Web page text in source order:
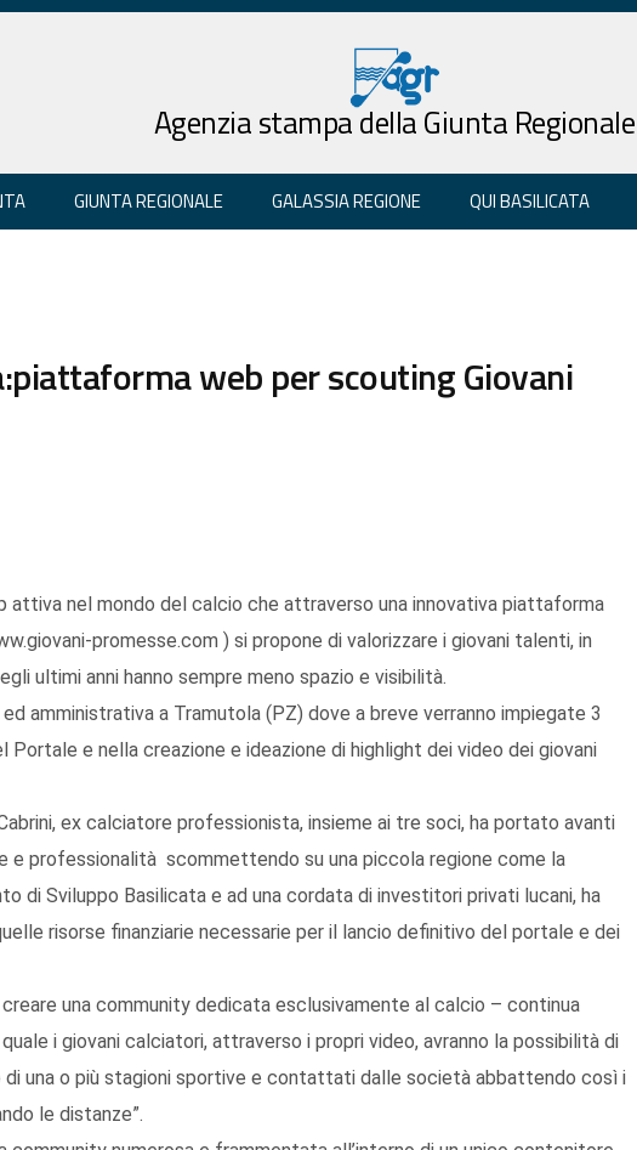
Agenzia stampa della Giunta Regionale
GIUNTA REGIONALE GALASSIA REGIONE QUI BASILICATA
web per scouting Giovani
attiva nel mondo del calcio che attraverso una innovativa piattaforma
promesse.com ) si propone di valorizzare i giovani talenti, in
ultimi anni hanno sempre meno spazio e visibilità.
amministrativa a Tramutola (PZ) dove a breve verranno impiegate 3
e nella creazione e ideazione di highlight dei video dei giovani
ex calciatore professionista, insieme ai tre soci, ha portato avanti
e professionalità scommettendo su una piccola regione come la
di Sviluppo Basilicata e ad una cordata di investitori privati lucani, ha
risorse finanziarie necessarie per il lancio definitivo del portale e dei
creare una community dedicata esclusivamente al calcio – continua
i giovani calciatori, attraverso i propri video, avranno la possibilità di
di una o più stagioni sportive e contattati dalle società abbattendo così i
le distanze”.